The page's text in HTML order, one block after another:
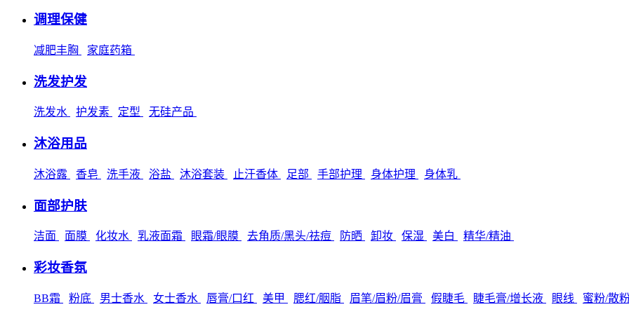
调理保健
减肥丰胸 家庭药箱
洗发护发
洗发水 护发素 定型 无硅产品
沐浴用品
沐浴露 香皂 洗手液 浴盐 沐浴套装 止汗香体 足部 手部护理 身体护理 身体乳
面部护肤
洁面 面膜 化妆水 乳液面霜 眼霜/眼膜 去角质/黑头/祛痘 防晒 卸妆 保湿 美白 精华/精油
彩妆香氛
BB霜 粉底 男士香水 女士香水 唇膏/口红 美甲 腮红/胭脂 眉笔/眉粉/眉膏 假睫毛 睫毛膏/增长液 眼线 蜜粉/散